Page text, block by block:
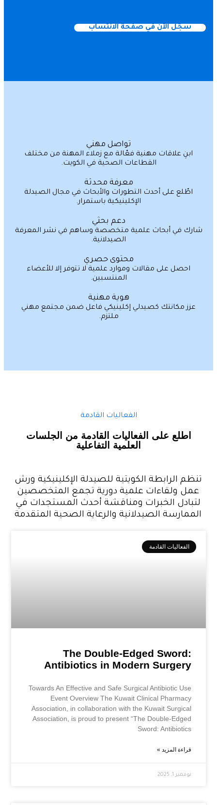
سجّل الآن في صفحة الانتساب
تواصل مهني
ابنِ علاقات مهنية فعّالة مع زملاء المهنة من مختلف
القطاعات الصحية في الكويت.
معرفة محدثة
اطّلع على أحدث التطورات والأبحاث في مجال الصيدلة
الإكلينيكية باستمرار.
دعم بحثي
في أبحاث علمية متخصصة وساهم في نشر المعرفة
الصيدلانية.
محتوى حصري
احصل على مقالات وموارد علمية لا تتوفر إلا للأعضاء
المنتسبين.
هوية مهنية
مكانتك كصيدلي إكلينيكي فاعل ضمن مجتمع مهني
الفعاليات القادمة
اطلع على الفعاليات القادمة من الجلسات
العلمية التفاعلية
الرابطة الكويتية للصيدلة الإكلينيكية ورش
ولقاءات علمية دورية تجمع المتخصصين
الخبرات ومناقشة أحدث المستجدات في
الصيدلانية والرعاية الصحية المتقدمة
الفعاليات القادمة
The Double-Edged Sword:
Antibiotics in Modern Surgery
Towards An Effective and Safe Surgical Antibiotic Use
Event Overview The Kuwait Clinical Pharmacy
Association, in collaboration with the Kuwait Surgical
Association, is proud to present “The Double-Edged
Sword: Antibiotics
قراءة المزيد »